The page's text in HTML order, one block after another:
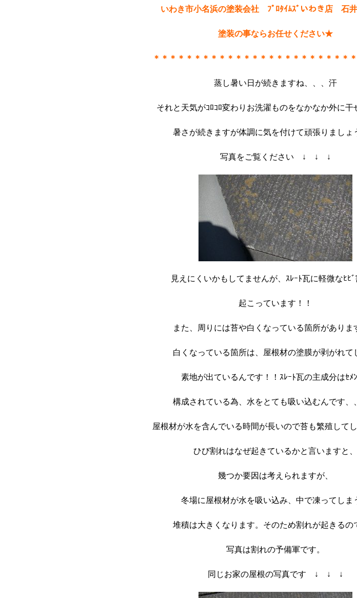
いわき市小名浜の塗装会社 ﾌﾟﾛﾀｲﾑｽﾞいわき店 石井
塗装の事ならお任せください★
＊＊＊＊＊＊＊＊＊＊＊＊＊＊＊＊＊＊＊＊＊＊＊＊
蒸し暑い日が続きますね、、、汗
それと天気がｺﾛｺﾛ変わりお洗濯ものをなかなか外に干
暑さが続きますが体調に気を付けて頑張りましょ
写真をご覧ください ↓ ↓ ↓
見えにくいかもしてませんが、ｽﾚｰﾄ瓦に軽微なﾋﾋ
起こっています！！
また、周りには苔や白くなっている箇所がありま
白くなっている箇所は、屋根材の塗膜が剥がれて
素地が出ているんです！！ｽﾚｰﾄ瓦の主成分はｾﾒ
構成されている為、水をとても吸い込むんです、
屋根材が水を含んでいる時間が長いので苔も繁殖してし
ひび割れはなぜ起きているかと言いますと、
幾つか要因は考えられますが、
冬場に屋根材が水を吸い込み、中で凍ってしま
堆積は大きくなります。そのため割れが起きるの
写真は割れの予備軍です。
同じお家の屋根の写真です ↓ ↓ ↓